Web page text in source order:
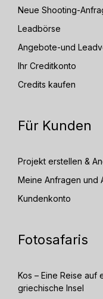
Neue Shooting-
Leadbörse
Angebote-und
Ihr Creditkonto
Credits kaufen
Für Kunden
Projekt erstellen &
Meine Anfragen und
Kundenkonto
Fotosafaris
Kos – Eine Reise auf
griechische Insel